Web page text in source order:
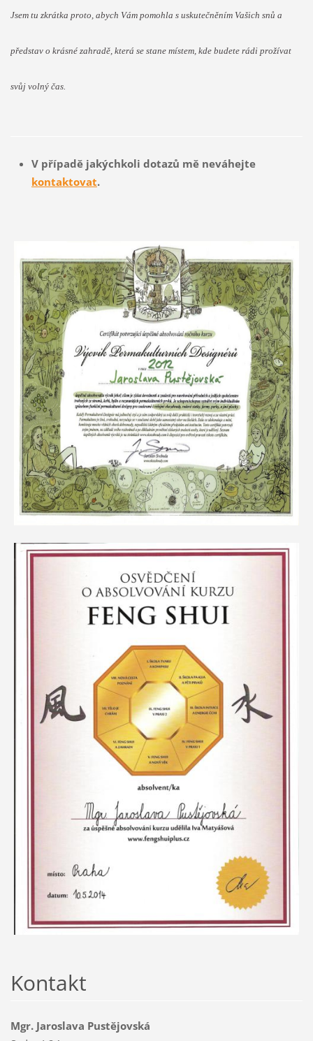
Jsem tu zkrátka proto, abych Vám pomohla s uskutečněním Vašich snů a
představ o krásné zahradě, která se stane místem, kde budete rádi prožívat
svůj volný čas.
V případě jakýchkoli dotazů mě neváhejte
kontaktovat.
Kontakt
Mgr. Jaroslava Pustějovská